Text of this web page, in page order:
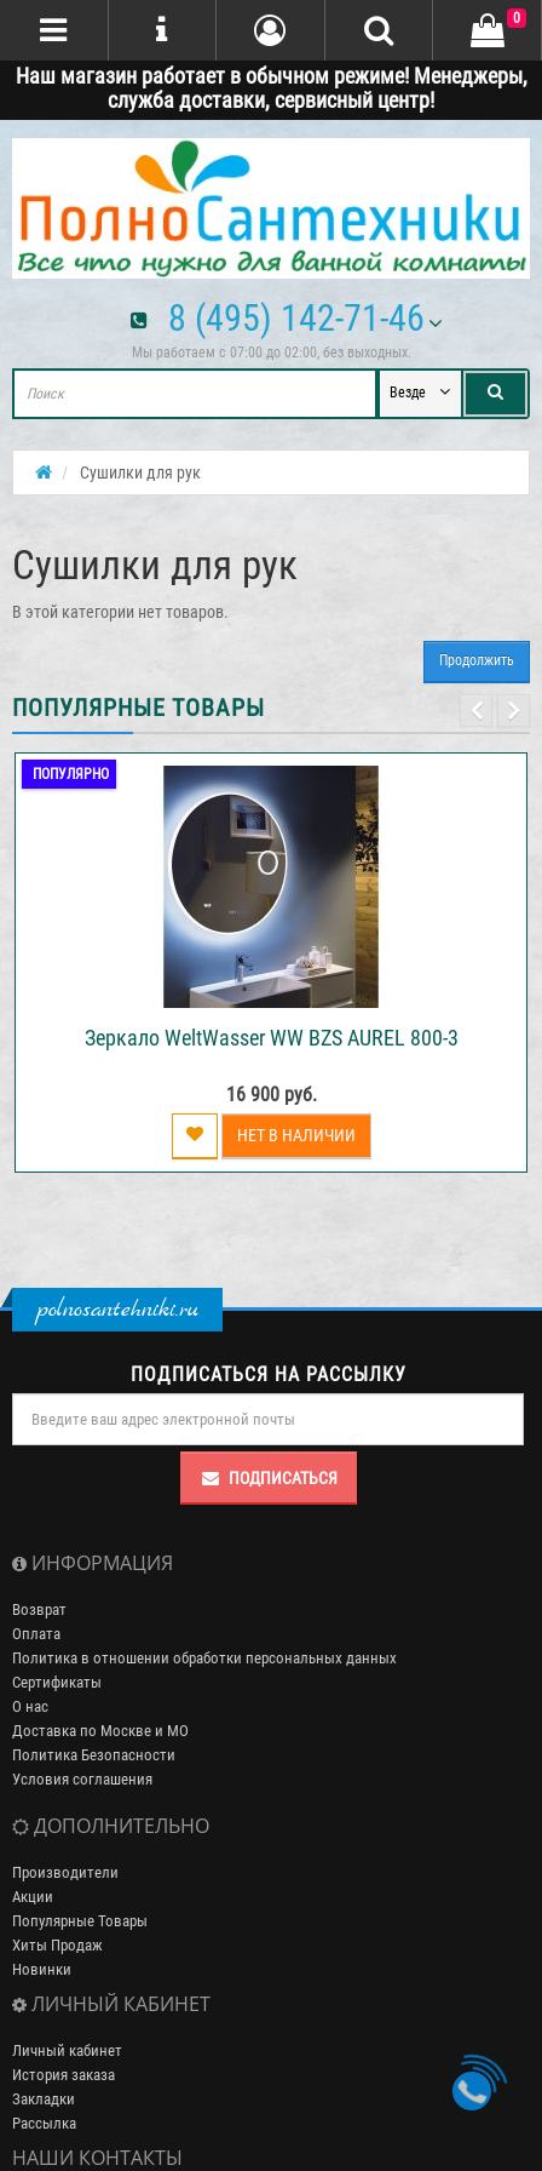
Наш магазин работает в обычном режиме! Менеджеры,
служба доставки, сервисный центр!
8 (495) 142-71-46
Мы работаем с 07:00 до 02:00, без выходных.
Везде
0
Сушилки для рук
Сушилки для рук
В этой категории нет товаров.
Продолжить
ПОПУЛЯРНЫЕ ТОВАРЫ
ПОПУЛЯРНО
Зеркало WeltWasser WW BZS AUREL 800-3
16 900 руб.
НЕТ В НАЛИЧИИ
polnosantehniki.ru
ПОДПИСАТЬСЯ НА РАССЫЛКУ
ПОДПИСАТЬСЯ
ИНФОРМАЦИЯ
Возврат
Оплата
Политика в отношении обработки персональных данных
Сертификаты
О нас
Доставка по Москве и МО
Политика Безопасности
Условия соглашения
ДОПОЛНИТЕЛЬНО
Производители
Акции
Популярные Товары
Хиты Продаж
Новинки
ЛИЧНЫЙ КАБИНЕТ
Личный кабинет
История заказа
Закладки
Рассылка
НАШИ КОНТАКТЫ